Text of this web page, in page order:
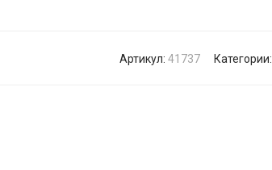
Артикул: 41737 Категории: